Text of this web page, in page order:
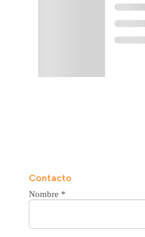
Contacto
Nombre *